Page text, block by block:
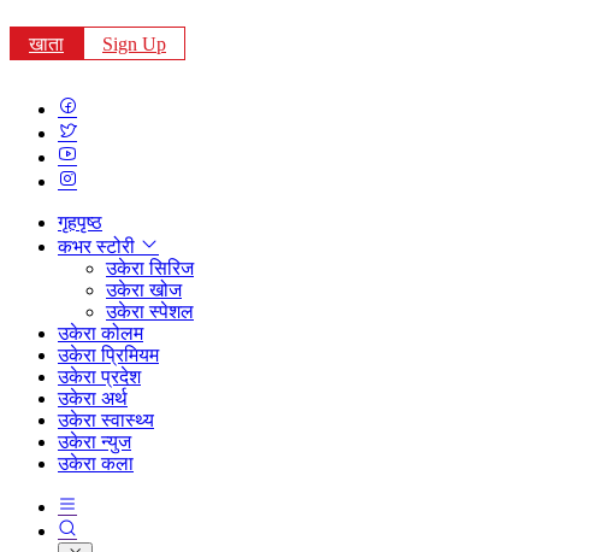
खाता Sign Up
गृहपृष्ठ
कभर स्टोरी
उकेरा सिरिज
उकेरा खोज
उकेरा स्पेशल
उकेरा कोलम
उकेरा प्रिमियम
उकेरा प्रदेश
उकेरा अर्थ
उकेरा स्वास्थ्य
उकेरा न्युज
उकेरा कला